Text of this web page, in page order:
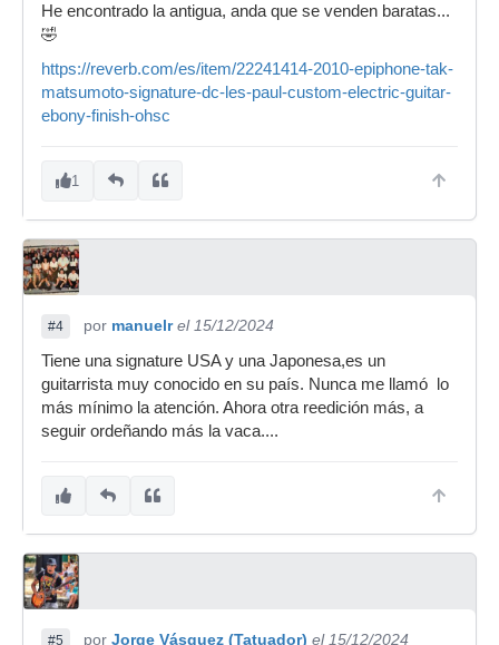
He encontrado la antigua, anda que se venden baratas...
🤣
https://reverb.com/es/item/22241414-2010-epiphone-tak-
matsumoto-signature-dc-les-paul-custom-electric-guitar-
ebony-finish-ohsc
1
#4 por manuelr el 15/12/2024
Tiene una signature USA y una Japonesa,es un
guitarrista muy conocido en su país. Nunca me llamó lo
más mínimo la atención. Ahora otra reedición más, a
seguir ordeñando más la vaca....
#5 por Jorge Vásquez (Tatuador) el 15/12/2024